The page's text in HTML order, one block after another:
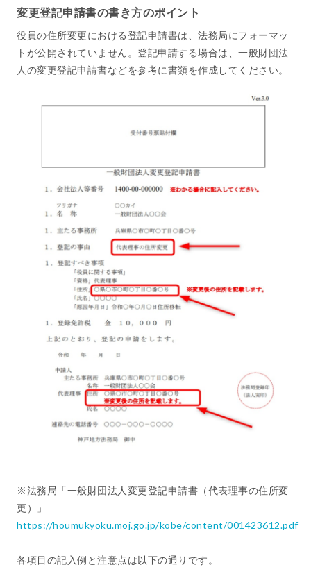
変更登記申請書の書き方のポイント
役員の住所変更における登記申請書は、法務局にフォーマッ
トが公開されていません。登記申請する場合は、一般財団法
人の変更登記申請書などを参考に書類を作成してください。
※法務局「一般財団法人変更登記申請書（代表理事の住所変
更）」
https://houmukyoku.moj.go.jp/kobe/content/001423612.pdf
各項目の記入例と注意点は以下の通りです。